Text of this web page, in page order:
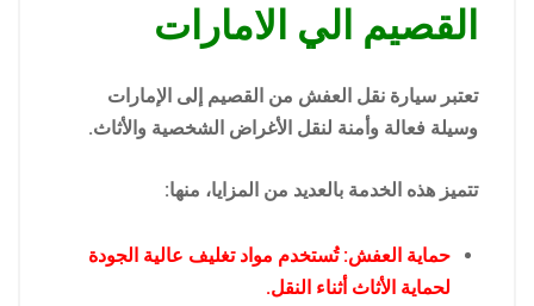
القصيم الي الامارات
تعتبر سيارة نقل العفش من القصيم إلى الإمارات
وسيلة فعالة وأمنة لنقل الأغراض الشخصية والأثاث.
تتميز هذه الخدمة بالعديد من المزايا، منها:
حماية العفش: تُستخدم مواد تغليف عالية الجودة
لحماية الأثاث أثناء النقل.